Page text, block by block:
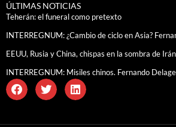
ÚLTIMAS NOTICIAS
Teherán: el funeral como pretexto
INTERREGNUM: ¿Cambio de ciclo en Asia?
EEUU, Rusia y China, chispas en la sombra de Irán
INTERREGNUM: Misiles chinos. Fernando Delage